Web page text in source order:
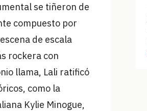
se tiñeron de
compuesto por
de escala
rockera con
llama, Lali ratificó
como la
Kylie Minogue,